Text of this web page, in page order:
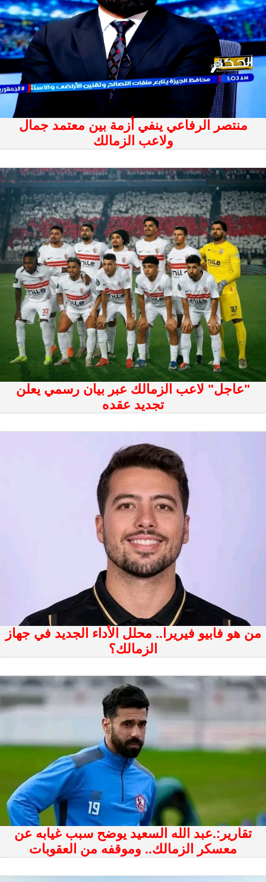
منتصر الرفاعي ينفي أزمة بين معتمد جمال
ولاعب الزمالك
"عاجل" لاعب الزمالك عبر بيان رسمي يعلن
تجديد عقده
من هو فابيو فيريرا.. محلل الأداء الجديد في جهاز
الزمالك؟
تقارير:.عبد الله السعيد يوضح سبب غيابه عن
معسكر الزمالك.. وموقفه من العقوبات